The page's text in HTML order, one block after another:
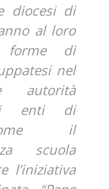
diocesi di
al loro
forme di
nel
autorità
enti di
il
scuola
l’iniziativa